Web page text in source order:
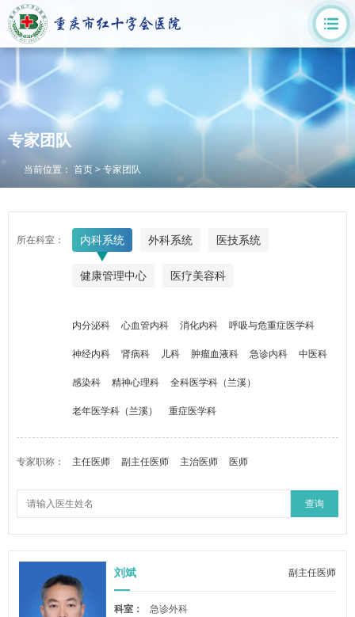
专家团队
当前位置： 首页> 专家团队
所在科室： 内科系统 外科系统 医技系统
健康管理中心 医疗美容科
内分泌科 心血管内科 消化内科 呼吸与危重症医学科
神经内科 肾病科 儿科 肿瘤血液科 急诊内科 中医科
感染科 精神心理科 全科医学科（兰溪）
老年医学科（兰溪） 重症医学科
专家职称： 主任医师 副主任医师 主治医师 医师
查询
刘斌 副主任医师
科室：
急诊外科